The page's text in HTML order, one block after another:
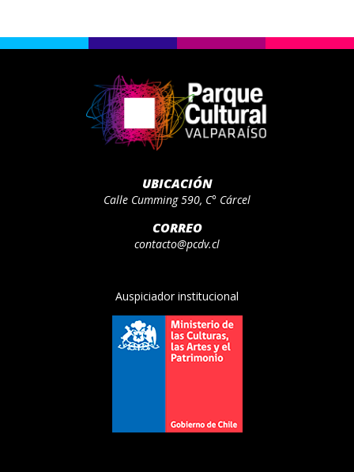
UBICACIÓN
Calle Cumming 590, C° Cárcel
CORREO
contacto@pcdv.cl
Auspiciador institucional